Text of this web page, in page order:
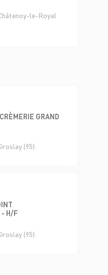
le-Royal
GRAND
(95)
- H/F
(95)